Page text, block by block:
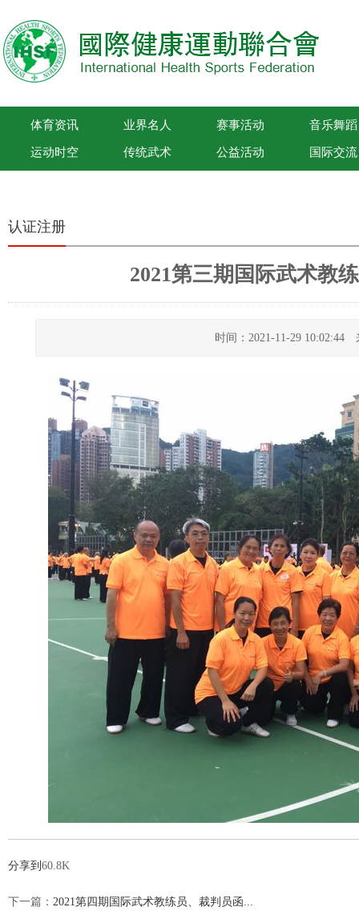
体育资讯 业界名人 赛事活动 音乐舞蹈
运动时空 传统武术 公益活动 国际交流
认证注册
2021第三期国际武术教
时间：2021-11-29
分享到 60.8K
下一篇： 2021第四期国际武术教练员、裁判员函...